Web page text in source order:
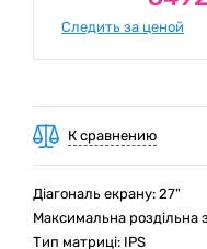
Следить за ценой
К сравнению
Діагональ екрану: 27"
Максимальна роздільна
Тип матриці: IPS